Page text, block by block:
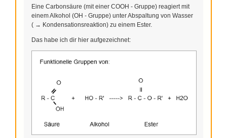
Eine Carbonsäure (mit einer COOH - Gruppe) reagiert mit
einem Alkohol (OH - Gruppe) unter Abspaltung von Wasser
( → Kondensationsreaktion) zu einem Ester.
Das habe ich dir hier aufgezeichnet: